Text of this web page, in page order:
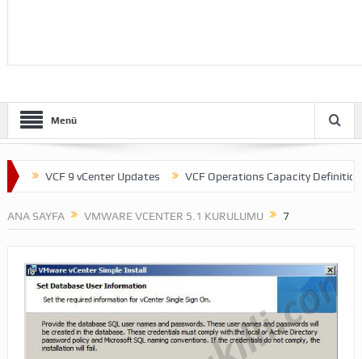
Menü
VCF 9 vCenter Updates VCF Operations Capacity Definitions
ANA SAYFA VMWARE VCENTER 5.1 KURULUMU 7